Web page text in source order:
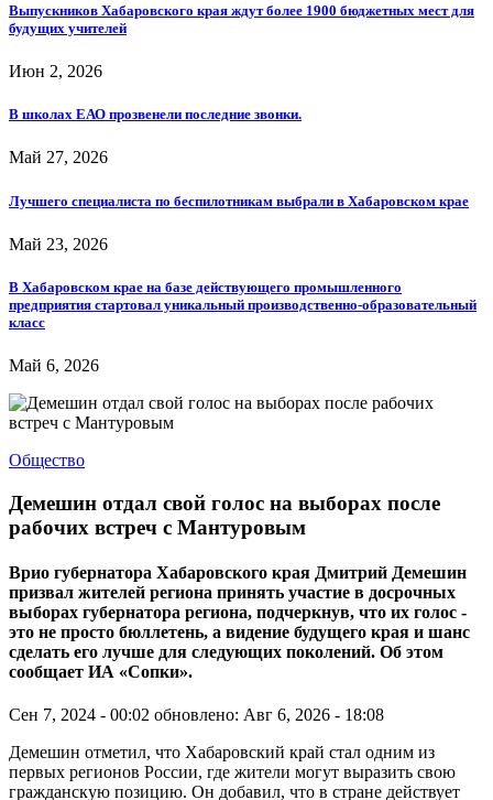
Выпускников Хабаровского края ждут более 1900 бюджетных мест для
будущих учителей
Июн 2, 2026
В школах ЕАО прозвенели последние звонки.
Май 27, 2026
Лучшего специалиста по беспилотникам выбрали в Хабаровском крае
Май 23, 2026
В Хабаровском крае на базе действующего промышленного
предприятия стартовал уникальный производственно-образовательный
класс
Май 6, 2026
Общество
Демешин отдал свой голос на выборах после
рабочих встреч с Мантуровым
Врио губернатора Хабаровского края Дмитрий Демешин
призвал жителей региона принять участие в досрочных
выборах губернатора региона, подчеркнув, что их голос -
это не просто бюллетень, а видение будущего края и шанс
сделать его лучше для следующих поколений. Об этом
сообщает ИА «Сопки».
Сен 7, 2024 - 00:02 обновлено: Авг 6, 2026 - 18:08
Демешин отметил, что Хабаровский край стал одним из
первых регионов России, где жители могут выразить свою
гражданскую позицию. Он добавил, что в стране действует